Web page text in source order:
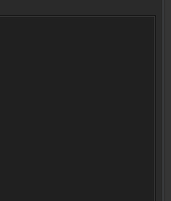
VURULDU VURULDU